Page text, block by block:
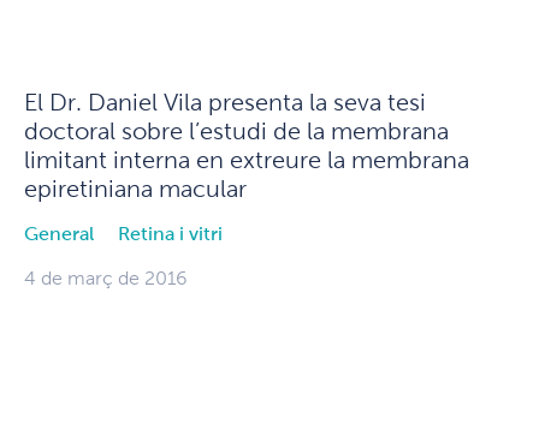
El Dr. Daniel Vila presenta la seva tesi
doctoral sobre l’estudi de la membrana
limitant interna en extreure la membrana
epiretiniana macular
General Retina i vitri
4 de març de 2016